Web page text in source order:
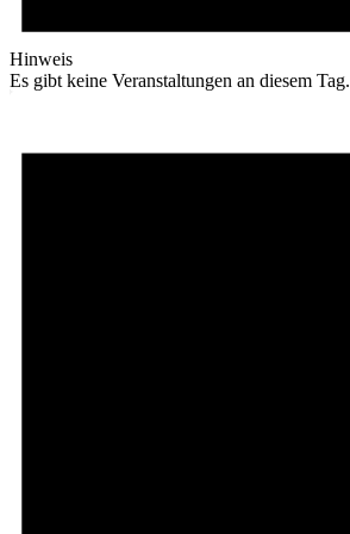
Hinweis
Es gibt keine Veranstaltungen an diesem Tag.